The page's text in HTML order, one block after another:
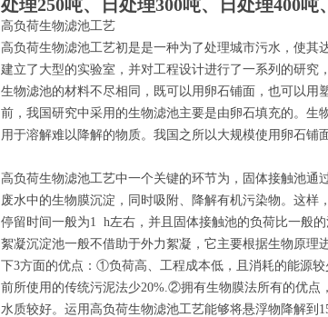
处理250吨、日处理300吨、日处理400吨
高负荷生物滤池工艺
高负荷生物滤池工艺初是是一种为了处理城市污水，使其
建立了大型的实验室，并对工程设计进行了一系列的研究
生物滤池的材料不尽相同，既可以用卵石铺面，也可以用
前，我国研究中采用的生物滤池主要是由卵石填充的。生
用于溶解难以降解的物质。我国之所以大规模使用卵石铺
高负荷生物滤池工艺中一个关键的环节为，固体接触池
废水中的生物膜沉淀，同时吸附、降解有机污染物。这
停留时间一般为1 h左右，并且固体接触池的负荷比一般的
絮凝沉淀池一般不借助于外力絮凝，它主要根据生物原
下3方面的优点：①负荷高、工程成本低，且消耗的能源
前所使用的传统污泥法少20%.②拥有生物膜法所有的优
水质较好。运用高负荷生物滤池工艺能够将悬浮物降解